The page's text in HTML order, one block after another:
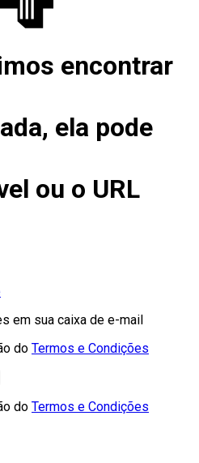
encontrar
ela pode
ou o URL
em sua caixa de e-mail
do Termos e Condições
do Termos e Condições